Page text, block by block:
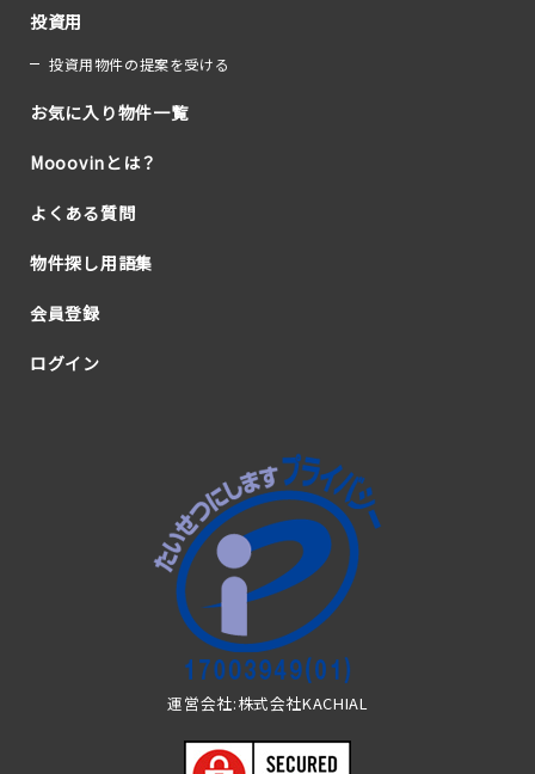
投資用
投資用物件の提案を受ける
お気に入り物件一覧
Mooovinとは？
よくある質問
物件探し用語集
会員登録
ログイン
運営会社:株式会社KACHIAL